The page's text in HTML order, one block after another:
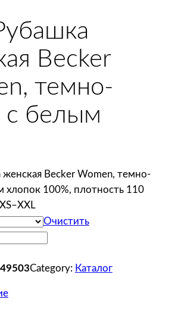
Becker
темно-
с белым
женская Becker Women, темно-
хлопок 100%, плотность 110
Очистить
Category: Каталог